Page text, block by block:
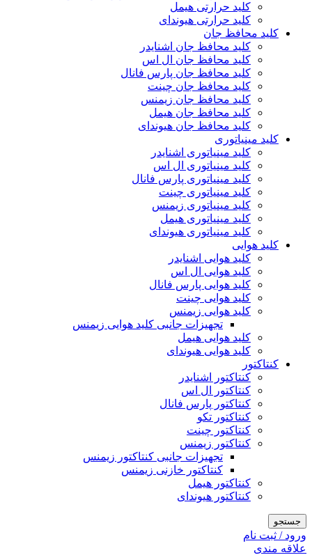
کلید حرارتی هیمل
کلید حرارتی هیوندای
کلید محافظ جان
کلید محافظ جان اشنایدر
کلید محافظ جان ال اس
کلید محافظ جان پارس فانال
کلید محافظ جان چینت
کلید محافظ جان زیمنس
کلید محافظ جان هیمل
کلید محافظ جان هیوندای
کلید مینیاتوری
کلید مینیاتوری اشنایدر
کلید مینیاتوری ال اس
کلید مینیاتوری پارس فانال
کلید مینیاتوری چینت
کلید مینیاتوری زیمنس
کلید مینیاتوری هیمل
کلید مینیاتوری هیوندای
کلید هوایی
کلید هوایی اشنایدر
کلید هوایی ال اس
کلید هوایی پارس فانال
کلید هوایی چینت
کلید هوایی زیمنس
تجهیزات جانبی کلید هوایی زیمنس
کلید هوایی هیمل
کلید هوایی هیوندای
کنتاکتور
کنتاکتور اشنایدر
کنتاکتور ال اس
کنتاکتور پارس فانال
کنتاکتور تکو
کنتاکتور چینت
کنتاکتور زیمنس
تجهیزات جانبی کنتاکتور زیمنس
کنتاکتور خازنی زیمنس
کنتاکتور هیمل
کنتاکتور هیوندای
جستجو
ورود / ثبت نام
علاقه مندی